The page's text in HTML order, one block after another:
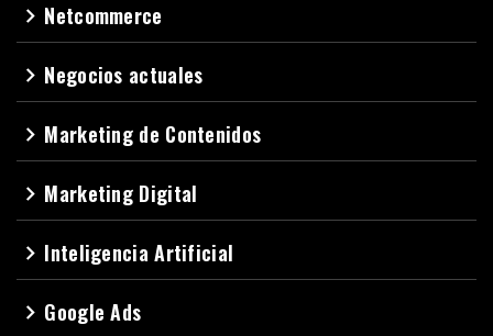
navigate_next Netcommerce
navigate_next Negocios actuales
navigate_next Marketing de Contenidos
navigate_next Marketing Digital
navigate_next Inteligencia Artificial
navigate_next Google Ads